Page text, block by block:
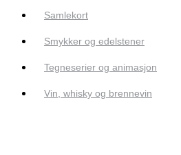
Samlekort
Smykker og edelstener
Tegneserier og animasjon
Vin, whisky og brennevin